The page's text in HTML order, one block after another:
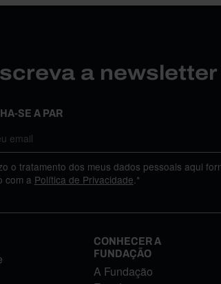
a
SE A PAR
o tratamento dos meus dados pessoais aqui
com a Política de Privacidade.*
CONHECER A
FUNDAÇÃO
A Fundação